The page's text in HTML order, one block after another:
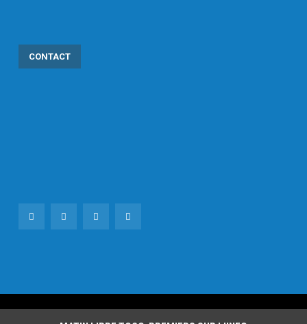
CONTACT